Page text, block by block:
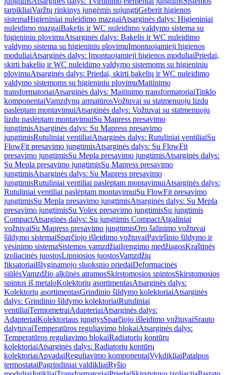
tarpikliaiVaržtų rinkinys jungėmis sujungtiGeberit higienos
sistemaHigieniniai nuleidimo mazgaiAtsarginės dalys: Higieniniai
nuleidimo mazgaiBakelis ir WC nuleidimo valdymo sistema su
higieniniu plovimuAtsarginės dalys: Bakelis ir WC nuleidimo
valdymo sistema su higieniniu plovimuĮmontuojamieji higienos
moduliaiAtsarginės dalys: Įmontuojamieji higienos moduliaiPriedai,
skirti bakelių ir WC nuleidimo valdymo sistemoms su higieniniu
plovimuAtsarginės dalys: Priedai, skirti bakelių ir WC nuleidimo
valdymo sistemoms su higieniniu plovimuMaitinimo
transformatoriaiAtsarginės dalys: Maitinimo transformatoriaiTinklo
komponentaiVamzdynų armatūrosVožtuvai su statmenuoju lizdu
paslėptam montavimuiAtsarginės dalys: Vožtuvai su statmenuoju
lizdu paslėptam montavimuiSu Mapress presavimo
jungtimisAtsarginės dalys: Su Mapress presavimo
jungtimisRutuliniai ventiliaiAtsarginės dalys: Rutuliniai ventiliaiSu
FlowFit presavimo jungtimisAtsarginės dalys: Su FlowFit
presavimo jungtimisSu Mepla presavimo jungtimisAtsarginės dalys:
Su Mepla presavimo jungtimisSu Mapress presavimo
jungtimisAtsarginės dalys: Su Mapress presavimo
jungtimisRutuliniai ventiliai paslėptam montavimuiAtsarginės dalys:
Rutuliniai ventiliai paslėptam montavimuiSu FlowFit presavimo
jungtimisSu Mepla presavimo jungtimisAtsarginės dalys: Su Mepla
presavimo jungtimisSu Volex presavimo jungtimisSu jungtimis
CompactAtsarginės dalys: Su jungtimis CompactAtgaliniai
vožtuvaiSu Mapress presavimo jungtimisOro šalinimo vožtuvai
šildymo sistemaiSparčiojo išleidimo vožtuvaiPaviršinio šildymo ir
vėsinimo sistemaSistemos vamzdžiaiĮrengimo medžiagosKraštinės
izoliacinės juostosLipniosios juostosVamzdžių
fiksatoriaiIšlyginamojo sluoksnio priedaiDeformacinės
siūlėsVamzdžio alkūnės atramosSkirstomosios spintosSkirstomosios
spintos iš metaloKolektorių asortimentasAtsarginės dalys:
Kolektorių asortimentasGrindinio šildymo kolektoriaiAtsarginės
dalys: Grindinio šildymo kolektoriaiRutuliniai
ventiliaiTermometraiAdapteriaiAtsarginės dalys:
AdapteriaiKolektoriaus jungtysSparčiojo išleidimo vožtuvaiSrauto
dalytuvaiTemperatūros reguliavimo blokaiAtsarginės dalys:
Temperatūros reguliavimo blokaiRadiatorių kontūrų
kolektoriaiAtsarginės dalys: Radiatorių kontūrų
kolektoriaiApvadaiReguliavimo komponentaiVykdikliaiPatalpos
termostataiPagrindiniai valdikliaiRyšio